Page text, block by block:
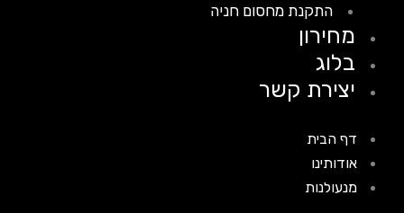
התקנת מחסום חניה
מחירון
בלוג
יצירת קשר
דף הבית
אודותינו
מנעולנות